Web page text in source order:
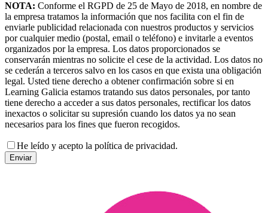
NOTA: Conforme el RGPD de 25 de Mayo de 2018, en nombre de
la empresa tratamos la información que nos facilita con el fin de
enviarle publicidad relacionada con nuestros productos y servicios
por cualquier medio (postal, email o teléfono) e invitarle a eventos
organizados por la empresa. Los datos proporcionados se
conservarán mientras no solicite el cese de la actividad. Los datos no
se cederán a terceros salvo en los casos en que exista una obligación
legal. Usted tiene derecho a obtener confirmación sobre si en
Learning Galicia estamos tratando sus datos personales, por tanto
tiene derecho a acceder a sus datos personales, rectificar los datos
inexactos o solicitar su supresión cuando los datos ya no sean
necesarios para los fines que fueron recogidos.
He leído y acepto la política de privacidad.
Enviar